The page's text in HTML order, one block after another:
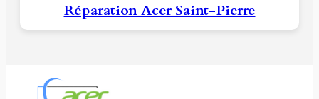
Réparation Acer Saint-Pierre